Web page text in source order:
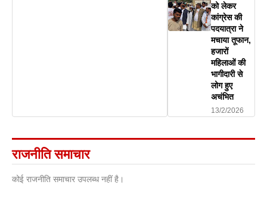
को लेकर
कांग्रेस की
पदयात्रा ने
मचाया तूफान,
हजारों
महिलाओं की
भागीदारी से
लोग हुए
अचंभित
13/2/2026
राजनीति समाचार
कोई राजनीति समाचार उपलब्ध नहीं है।